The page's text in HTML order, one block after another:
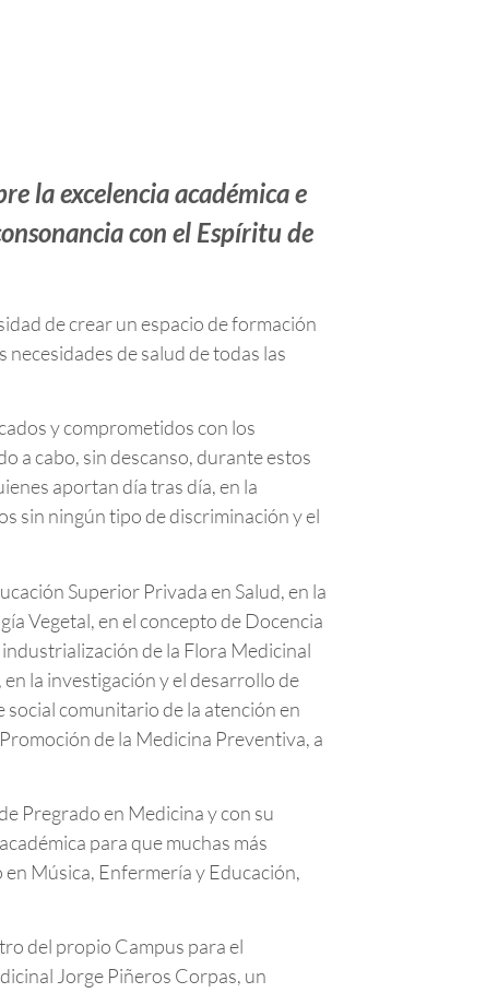
la excelencia académica e
con el Espíritu de
de crear un espacio de formación
de salud de todas las
y comprometidos con los
a cabo, sin descanso, durante estos
aportan día tras día, en la
sin ningún tipo de discriminación y el
Superior Privada en Salud, en la
Vegetal, en el concepto de Docencia
de la Flora Medicinal
la investigación y el desarrollo de
comunitario de la atención en
de la Medicina Preventiva, a
Pregrado en Medicina y con su
para que muchas más
Música, Enfermería y Educación,
del propio Campus para el
Jorge Piñeros Corpas, un